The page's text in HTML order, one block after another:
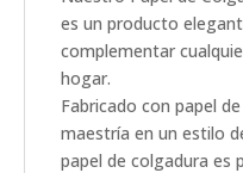
es un producto
complementar
hogar.
Fabricado con papel
maestría en un estilo
papel de colgadura es